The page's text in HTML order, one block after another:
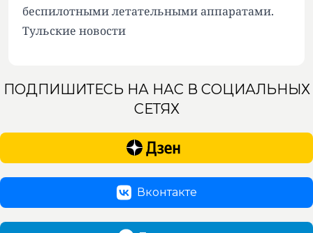
беспилотными летательными аппаратами.
Тульские новости
ПОДПИШИТЕСЬ НА НАС В СОЦИАЛЬНЫХ
СЕТЯХ
Вконтакте